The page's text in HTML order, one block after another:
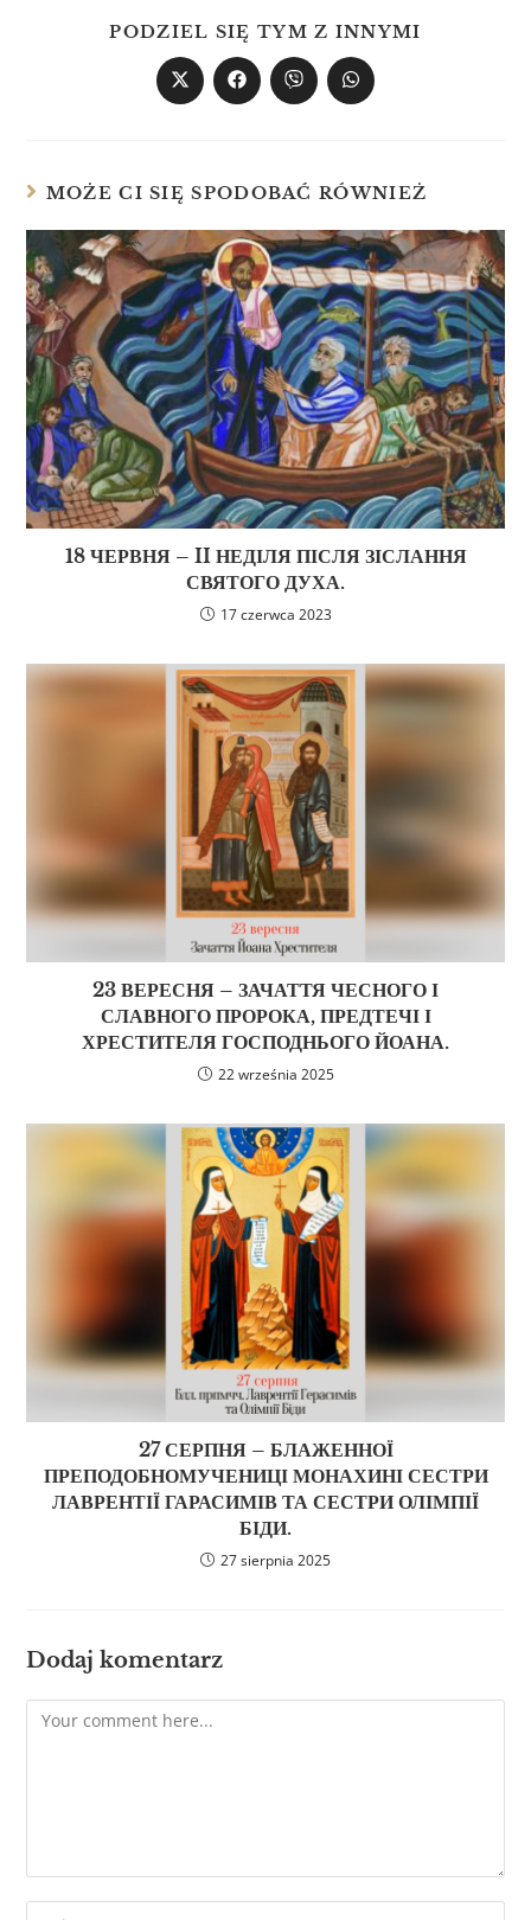
PODZIEL SIĘ TYM Z INNYMI
MOŻE CI SIĘ SPODOBAĆ RÓWNIEŻ
18 ЧЕРВНЯ – II НЕДІЛЯ ПІСЛЯ ЗІСЛАННЯ
СВЯТОГО ДУХА.
17 czerwca 2023
23 ВЕРЕСНЯ – ЗАЧАТТЯ ЧЕСНОГО І
СЛАВНОГО ПРОРОКА, ПРЕДТЕЧІ І
ХРЕСТИТЕЛЯ ГОСПОДНЬОГО ЙОАНА.
22 września 2025
27 СЕРПНЯ – БЛАЖЕННОЇ
ПРЕПОДОБНОМУЧЕНИЦІ МОНАХИНІ СЕСТРИ
ЛАВРЕНТІЇ ГАРАСИМІВ ТА СЕСТРИ ОЛІМПІЇ
БІДИ.
27 sierpnia 2025
Dodaj komentarz